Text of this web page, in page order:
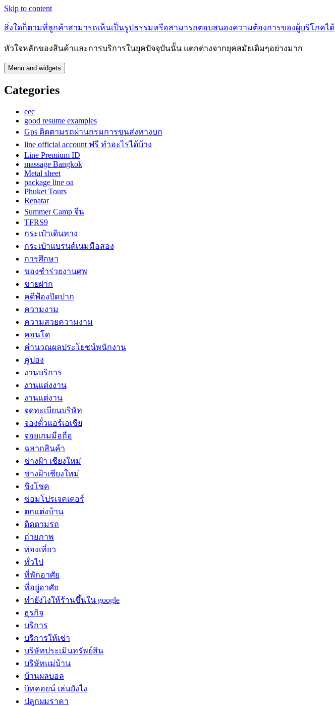
Skip to content
สิ่งใดก็ตามที่ลูกค้าสามารถเห็นเป็นรูปธรรมหรือสามารถตอบสนองความต้องการของผู้บริโภคได้
หัวใจหลักของสินค้าและการบริการในยุคปัจจุบันนั้น แตกต่างจากยุคสมัยเดิมๆอย่างมาก
Menu and widgets
Categories
eec
good resume examples
Gps ติดตามรถผ่านกรมการขนส่งทางบก
line official account ฟรี ทําอะไรได้บ้าง
Line Premium ID
massage Bangkok
Metal sheet
package line oa
Phuket Tours
Renatar
Summer Camp จีน
TFRS9
กระเป๋าเดินทาง
กระเป๋าแบรนด์เนมมือสอง
การศึกษา
ของชำร่วยงานศพ
ขายฝาก
คดีฟ้องปิดปาก
ความงาม
ความสวยความงาม
คอนโด
คำนวณผลประโยชน์พนักงาน
คูปอง
งานบริการ
งานแต่งงาน
งานแต่งาน
จดทะเบียนบริษัท
จองตั๋วแอร์เอเชีย
จอยเกมมือถือ
ฉลากสินค้า
ช่างฝ้า เชียงใหม่
ช่างฝ้าเชียงใหม่
ชิงโชค
ซ่อมโปรเจคเตอร์
ตกแต่งบ้าน
ติดตามรถ
ถ่ายภาพ
ท่องเที่ยว
ทั่วไป
ที่พักอาศัย
ที่อยู่อาศัย
ทํายังไงให้ร้านขึ้นใน google
ธุรกิจ
บริการ
บริการให้เช่า
บริษัทประเมินทรัพย์สิน
บริษัทแม่บ้าน
บ้านผลบอล
บิทคอยน์ เล่นยังไง
ปลูกผมราคา